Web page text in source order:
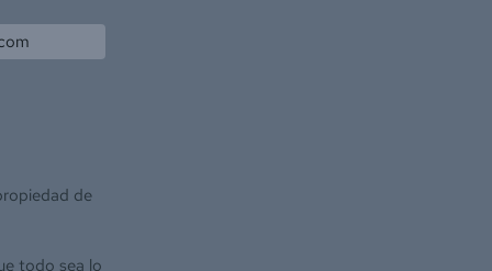
de
todo sea lo